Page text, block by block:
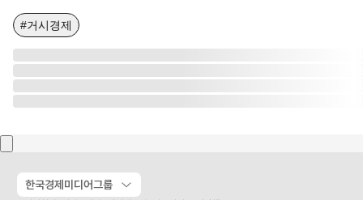
#거시경제
한국경제미디어그룹